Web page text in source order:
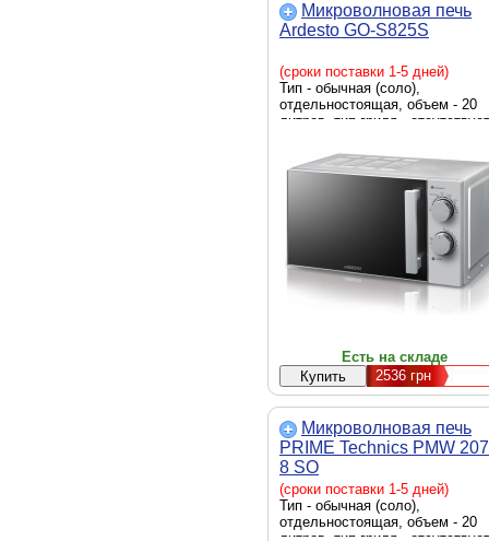
Микроволновая печь
Ardesto GO-S825S
(сроки поставки 1-5 дней)
Тип - обычная (соло),
отдельностоящая, объем - 20
литров, тип гриля -
управления - механический,
автоотключение, диаметр
поворотного поддона - 245 мм,
подсветка камеры, таймер,
быстрый старт, вращающийся
поднос, Ширина - 452 мм,
- 344 мм, Высота - 262 мм, вес
11.5 кг, серый
Есть на складе
2536 грн
Микроволновая печь
PRIME Technics PMW
8 SО
(сроки поставки 1-5 дней)
Тип - обычная (соло),
отдельностоящая, объем - 20